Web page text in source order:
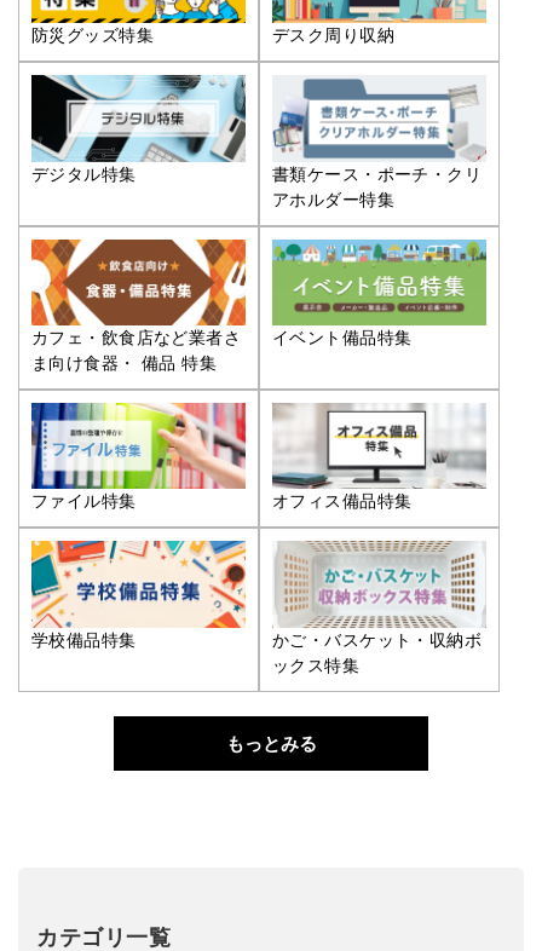
防災グッズ特集 デスク周り収納
デジタル特集
書類ケース・ポーチ・クリ
アホルダー特集
カフェ・飲食店など業者さ
ま向け食器・ 備品 特集
イベント備品特集
ファイル特集 オフィス備品特集
学校備品特集
かご・バスケット・収納ボ
ックス特集
もっとみる
カテゴリ一覧